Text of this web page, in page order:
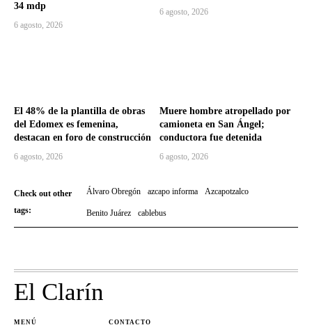
34 mdp
6 agosto, 2026
6 agosto, 2026
El 48% de la plantilla de obras
del Edomex es femenina,
destacan en foro de construcción
6 agosto, 2026
Muere hombre atropellado por
camioneta en San Ángel;
conductora fue detenida
6 agosto, 2026
Check out other
tags:
Álvaro Obregón azcapo informa Azcapotzalco
Benito Juárez cablebus
El Clarín
MENÚ CONTACTO